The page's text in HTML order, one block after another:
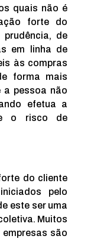
quais não é
forte do
de
em linha de
às compras
forma mais
a pessoa não
efetua a
o risco de
do cliente
pelo
este ser uma
Muitos
são